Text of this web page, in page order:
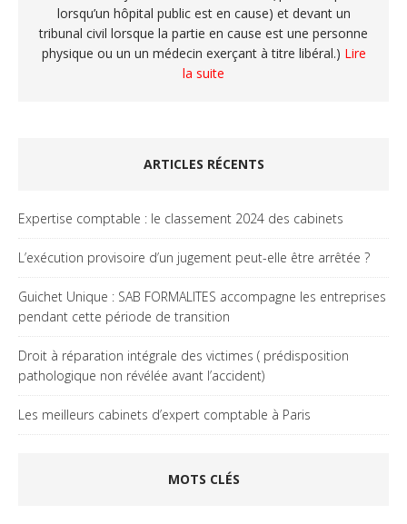
lorsqu’un hôpital public est en cause) et devant un
tribunal civil lorsque la partie en cause est une personne
physique ou un un médecin exerçant à titre libéral.) Lire
la suite
ARTICLES RÉCENTS
Expertise comptable : le classement 2024 des cabinets
L’exécution provisoire d’un jugement peut-elle être arrêtée ?
Guichet Unique : SAB FORMALITES accompagne les entreprises
pendant cette période de transition
Droit à réparation intégrale des victimes ( prédisposition
pathologique non révélée avant l’accident)
Les meilleurs cabinets d’expert comptable à Paris
MOTS CLÉS